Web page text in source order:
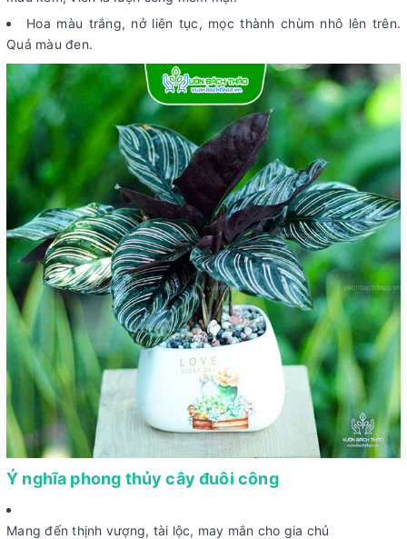
Hoa màu trắng, nở liên tục, mọc thành chùm nhô lên trên.
Quả màu đen.
Ý nghĩa phong thủy cây đuôi công
Mang đến thịnh vượng, tài lộc, may mắn cho gia chủ